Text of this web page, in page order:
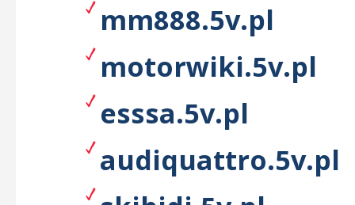
mm888.5v.pl
motorwiki.5v.pl
esssa.5v.pl
audiquattro.5v.pl